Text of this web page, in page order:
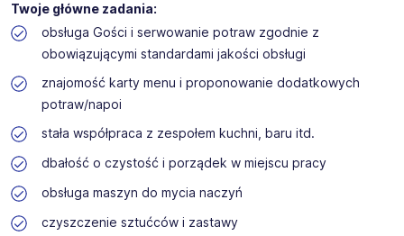
Twoje główne zadania:
obsługa Gości i serwowanie potraw zgodnie z
obowiązującymi standardami jakości obsługi
znajomość karty menu i proponowanie dodatkowych
potraw/napoi
stała współpraca z zespołem kuchni, baru itd.
dbałość o czystość i porządek w miejscu pracy
obsługa maszyn do mycia naczyń
czyszczenie sztućców i zastawy